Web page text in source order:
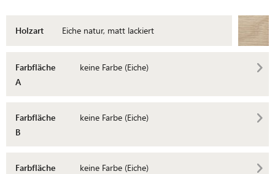
Holzart Eiche natur, matt lackiert
Farbfläche
A
keine Farbe (Eiche)
Farbfläche
B
keine Farbe (Eiche)
Farbfläche
keine Farbe (Eiche)